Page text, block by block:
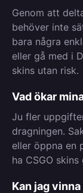
Genom att
behöver inte
bara några
eller gå med i
skins utan risk.
Vad ökar
Ju fler
dragningen.
eller öppna en
ha CSGO
Kan jag